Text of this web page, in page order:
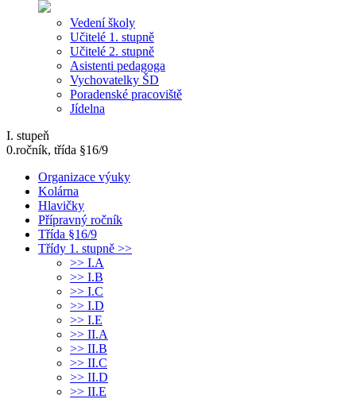
Vedení školy
Učitelé 1. stupně
Učitelé 2. stupně
Asistenti pedagoga
Vychovatelky ŠD
Poradenské pracoviště
Jídelna
I. stupeň
0.ročník, třída §16/9
Organizace výuky
Kolárna
Hlavičky
Přípravný ročník
Třída §16/9
Třídy 1. stupně >>
>> I.A
>> I.B
>> I.C
>> I.D
>> I.E
>> II.A
>> II.B
>> II.C
>> II.D
>> II.E